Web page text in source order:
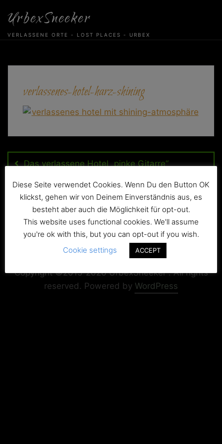
content
UrbexSneeker
VERLASSENE ORTE - LOST PLACES - URBEX
verlassenes-hotel-harz-shining
Das verlassene Hotel „pinke Gitarre“
Copyright+Impressum Privacy & Cookie Policy
Copyright ©2015-2026 UrbexSneeker . All rights
reserved. Powered by WordPress
Diese Seite verwendet Cookies. Wenn Du den Button OK
klickst, gehen wir von Deinem Einverständnis aus, es
besteht aber auch die Möglichkeit für opt-out.
This website uses functional cookies. We'll assume
you're ok with this, but you can opt-out if you wish.
Cookie settings
ACCEPT